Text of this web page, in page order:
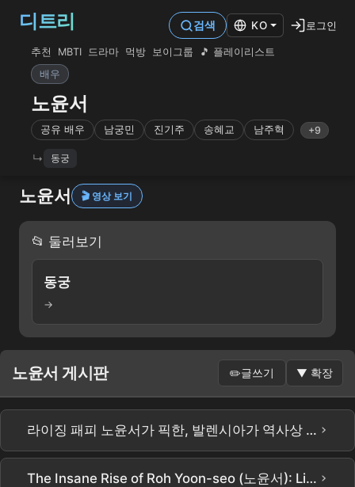
디트리
추천 MBTI 드라마 먹방 보이그룹
🎵 플레이리스트
배우
노윤서
공유 배우 남궁민 진기주 송혜교 남주혁 +9
동궁
검색 KO 로그인
노윤서 🎬 영상 보기
📂 둘러보기
동궁
→
노윤서 게시판 ✏️글쓰기 ▼ 확장
라이징 패피 노윤서가 픽한, 발렌시아가 역사상 가장 거대한 카고 스니커즈 운동화! 신상바로 득템 해가세요 #운동화 #신발 #운동화추천 #운동화사이즈 #신발추천 #shoes ›
The Insane Rise of Roh Yoon-seo (노윤서): Lifestyle, Net Worth & Boyfriend (2026) ›